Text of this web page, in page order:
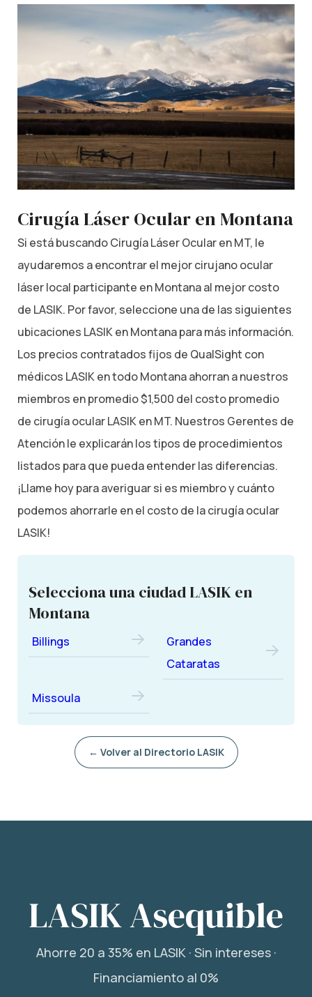
Cirugía Láser Ocular en Montana
Si está buscando Cirugía Láser Ocular en MT, le
ayudaremos a encontrar el mejor cirujano ocular
láser local participante en Montana al mejor costo
de LASIK. Por favor, seleccione una de las siguientes
ubicaciones LASIK en Montana para más información.
Los precios contratados fijos de QualSight con
médicos LASIK en todo Montana ahorran a nuestros
miembros en promedio $1,500 del costo promedio
de cirugía ocular LASIK en MT. Nuestros Gerentes de
Atención le explicarán los tipos de procedimientos
listados para que pueda entender las diferencias.
¡Llame hoy para averiguar si es miembro y cuánto
podemos ahorrarle en el costo de la cirugía ocular
LASIK!
Selecciona una ciudad LASIK en
Montana
Billings
Grandes
Cataratas
Missoula
← Volver al Directorio LASIK
LASIK Asequible
Ahorre 20 a 35% en LASIK · Sin intereses ·
Financiamiento al 0%